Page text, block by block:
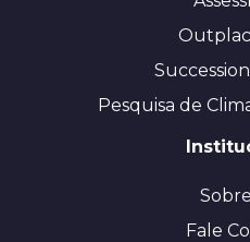
Pesquisa de
Fale